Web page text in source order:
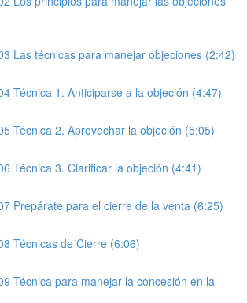
Las técnicas para manejar objeciones (2:42)
Técnica 1. Anticiparse a la objeción (4:47)
Técnica 2. Aprovechar la objeción (5:05)
Técnica 3. Clarificar la objeción (4:41)
Prepárate para el cierre de la venta (6:25)
Técnicas de Cierre (6:06)
Técnica para manejar la concesión en la